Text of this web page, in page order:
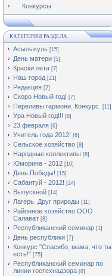
Конкурсы
КАТЕГОРИИ РАЗДЕЛА
Асылыкуль [15]
День матери [5]
Краски лета [7]
Наш город [21]
Редакция [2]
Скоро Новый год! [7]
Переливы гармони. Конкурс. [11]
Ура Новый год!!! [8]
23 февраля [6]
Учитель года 2012! [6]
Сельское хозяйство [8]
Народные коллективы [6]
Юморина - 2012 [10]
День Победы! [15]
Сабантуй - 2012! [24]
Выпускной [14]
Лагерь. Друг природы [11]
Районное хозяйство ООО
Салават [8]
Республиканский семинар [1]
День республики [7]
Конкурс "Спасибо, мама, что ты
есть!" [75]
Республиканский семинар по
линии гостехнадзора [8]